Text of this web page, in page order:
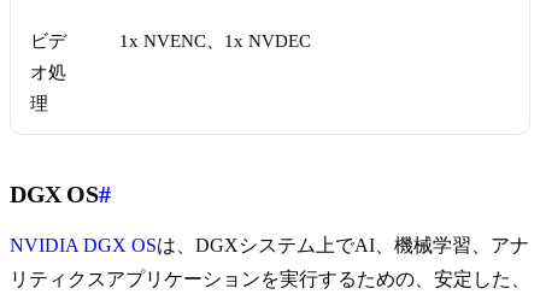
ビデ
オ処
理
1x NVENC、1x NVDEC
DGX OS#
NVIDIA DGX OSは、DGXシステム上でAI、機械学習、アナ
リティクスアプリケーションを実行するための、安定した、